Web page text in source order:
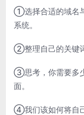
①选择合适的域名
系统。
②整理自己的关键
③思考，你需要多
面。
④我们该如何将自